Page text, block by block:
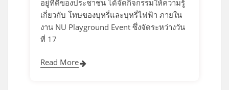
อยู่ที่ดีของประชาชน ได้จัดกิจกรรมให้ความรู้
เกี่ยวกับ โทษของบุหรี่และบุหรี่ไฟฟ้า ภายใน
งาน NU Playground Event ซึ่งจัดระหว่างวัน
ที่ 17
Read More